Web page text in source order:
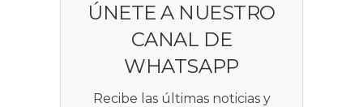
ÚNETE A NUESTRO
CANAL DE
WHATSAPP
Recibe las últimas noticias y